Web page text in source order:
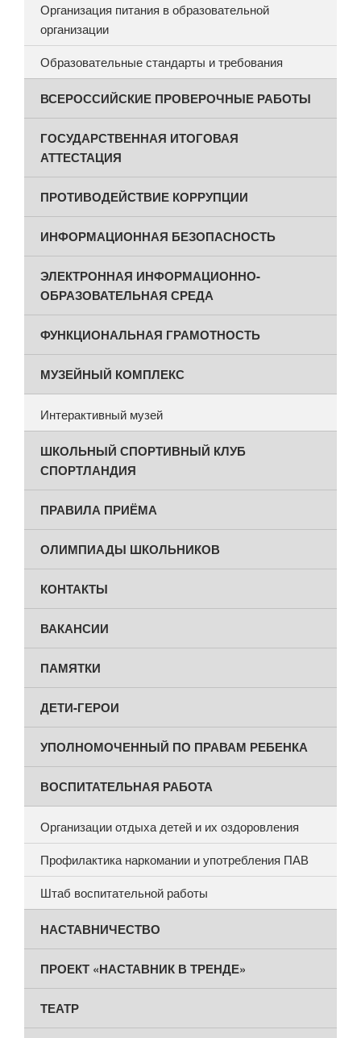
Организация питания в образовательной
организации
Образовательные стандарты и требования
ВСЕРОССИЙСКИЕ ПРОВЕРОЧНЫЕ РАБОТЫ
ГОСУДАРСТВЕННАЯ ИТОГОВАЯ
АТТЕСТАЦИЯ
ПРОТИВОДЕЙСТВИЕ КОРРУПЦИИ
ИНФОРМАЦИОННАЯ БЕЗОПАСНОСТЬ
ЭЛЕКТРОННАЯ ИНФОРМАЦИОННО-
ОБРАЗОВАТЕЛЬНАЯ СРЕДА
ФУНКЦИОНАЛЬНАЯ ГРАМОТНОСТЬ
МУЗЕЙНЫЙ КОМПЛЕКС
Интерактивный музей
ШКОЛЬНЫЙ СПОРТИВНЫЙ КЛУБ
СПОРТЛАНДИЯ
ПРАВИЛА ПРИЁМА
ОЛИМПИАДЫ ШКОЛЬНИКОВ
КОНТАКТЫ
ВАКАНСИИ
ПАМЯТКИ
ДЕТИ-ГЕРОИ
УПОЛНОМОЧЕННЫЙ ПО ПРАВАМ РЕБЕНКА
ВОСПИТАТЕЛЬНАЯ РАБОТА
Организации отдыха детей и их оздоровления
Профилактика наркомании и употребления ПАВ
Штаб воспитательной работы
НАСТАВНИЧЕСТВО
ПРОЕКТ «НАСТАВНИК В ТРЕНДЕ»
ТЕАТР